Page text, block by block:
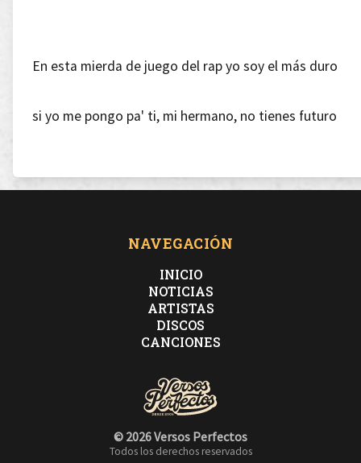
En esta mierda de juego del rap yo soy el más duro
si yo me pongo pa' ti, mi hermano, no tienes futuro
oscuro
soy como un kilo de la original; soy blanquito y puro
Esto es uno, por dinero, dos, por dinero, tres, por
NAVEGACIÓN
INICIO
NOTICIAS
ARTISTAS
DISCOS
CANCIONES
© 2026 Versos Perfectos
Todos los derechos reservados